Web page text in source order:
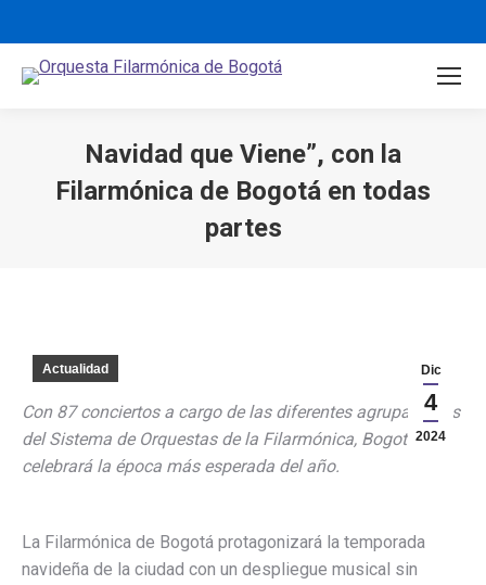
Navidad que Viene”, con la
Filarmónica de Bogotá en todas
partes
Dic
4
2024
Actualidad
Con 87 conciertos a cargo de las diferentes agrupaciones
del Sistema de Orquestas de la Filarmónica, Bogotá
celebrará la época más esperada del año.
La Filarmónica de Bogotá protagonizará la temporada
navideña de la ciudad con un despliegue musical sin